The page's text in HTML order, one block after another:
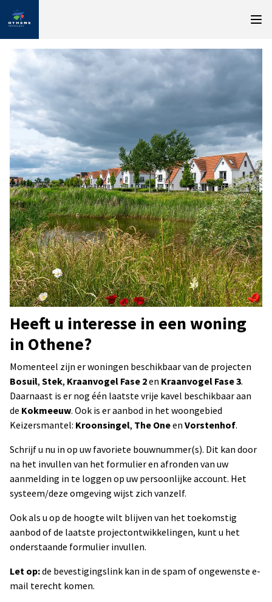
Heeft u interesse in een woning
in Othene?
Momenteel zijn er woningen beschikbaar van de projecten
Bosuil, Stek, Kraanvogel Fase 2en Kraanvogel Fase 3.
Daarnaast is er nog één laatste vrije kavel beschikbaar aan
de Kokmeeuw. Ook is er aanbod in het woongebied
Keizersmantel: Kroonsingel, The Oneen Vorstenhof.
Schrijf u nu in op uw favoriete bouwnummer(s). Dit kan door
na het invullen van het formulier en afronden van uw
aanmelding in te loggen op uw persoonlijke account. Het
systeem/deze omgeving wijst zich vanzelf.
Ook als u op de hoogte wilt blijven van het toekomstig
aanbod of de laatste projectontwikkelingen, kunt u het
onderstaande formulier invullen.
Let op:de bevestigingslink kan in de spam of ongewenste e-
mail terecht komen.
Nieuw: appartementen in Othene Zuid
Geïnteresseerd in een appartement in Othene Zuid?
Geef dan uw wensen door via onze enquête
Naar enquête